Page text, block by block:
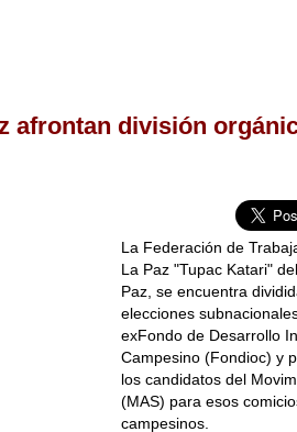
afrontan división
La Federación de
La Paz "Tupac Katari"
Paz, se encuentra
elecciones
exFondo de Desarrollo
Campesino (Fondioc) y
los candidatos del
(MAS) para esos
campesinos.